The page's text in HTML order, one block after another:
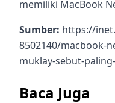
memiliki MacBook
Sumber: https://
8502140/macbook-
muklay-sebut-
Baca Juga